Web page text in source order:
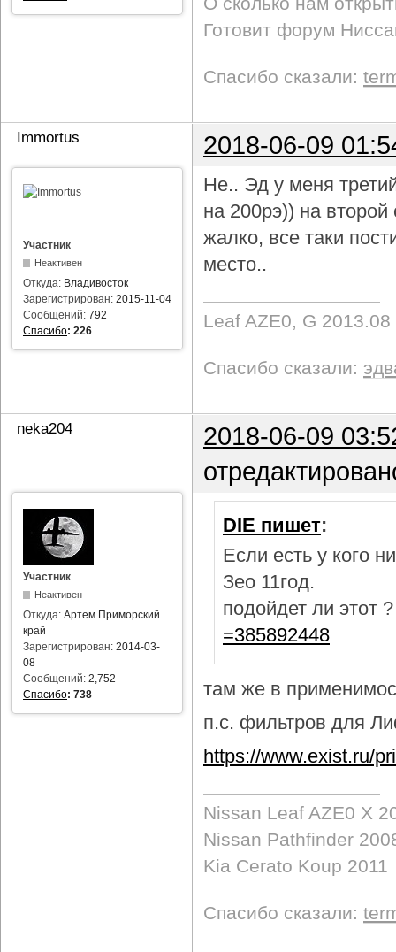
Готовит форум
Спасибо сказали:
Immortus 2018-06-09
Участник
Неактивен
Откуда: Владивосток
Зарегистрирован: 2015-11-04
Сообщений: 792
Спасибо: 226
Не.. Эд у меня
на 200рэ)) на
жалко, все таки
место..
Leaf AZE0, G 2013.08
Спасибо сказали:
neka204
2018-06-09
Участник
Неактивен
Откуда: Артем Приморский
край
Зарегистрирован: 2014-03-
08
Сообщений: 2,752
Спасибо: 738
DIE пишет:
Если есть у кого
Зео 11год.
подойдет ли этот
=385892448
там же в
п.с. фильтров для
https://www.exist.ru/
Nissan Leaf AZE0 X
Nissan Pathfinder
Kia Cerato Koup 2011
Спасибо сказали: